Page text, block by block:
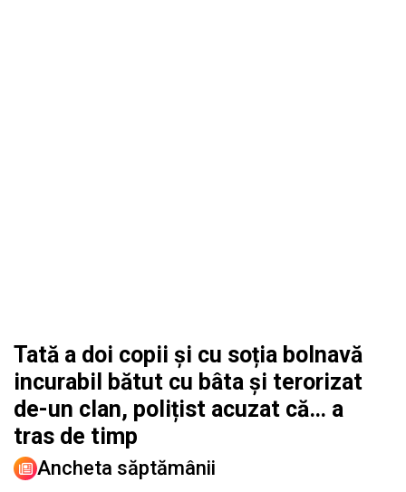
Tată a doi copii și cu soția bolnavă
incurabil bătut cu bâta și terorizat
de-un clan, polițist acuzat că… a
tras de timp
Ancheta săptămânii